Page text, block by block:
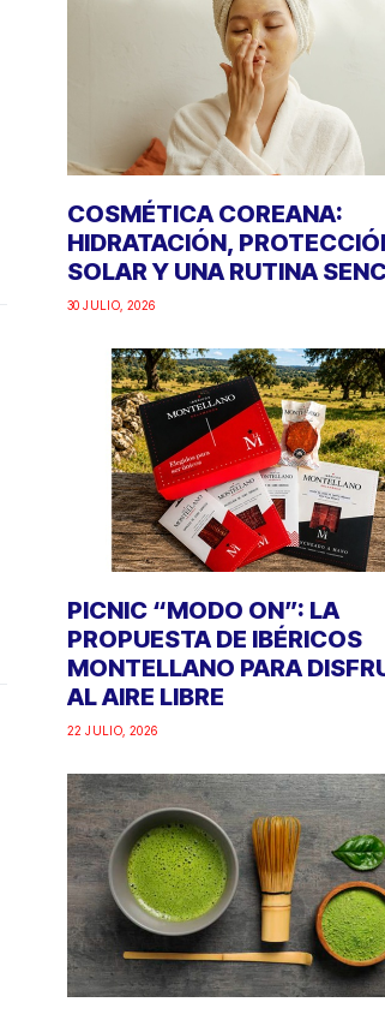
COSMÉTICA COREANA:
HIDRATACIÓN,
SOLAR Y UNA RUTINA
30 JULIO, 2026
PICNIC “MODO ON”: LA
PROPUESTA DE IBÉRICOS
MONTELLANO PARA
AL AIRE LIBRE
22 JULIO, 2026